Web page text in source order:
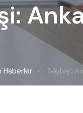
Haberler › Söyleşi: